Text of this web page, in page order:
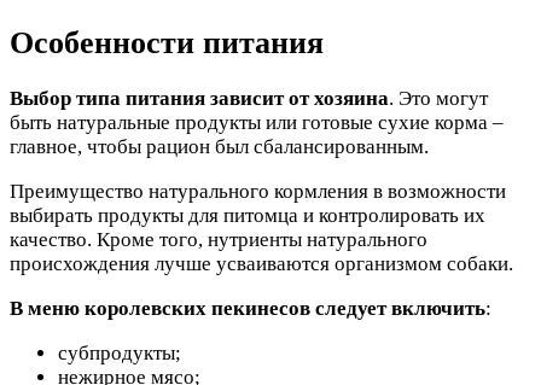
Особенности питания
Выбор типа питания зависит от хозяина. Это могут
быть натуральные продукты или готовые сухие корма –
главное, чтобы рацион был сбалансированным.
Преимущество натурального кормления в возможности
выбирать продукты для питомца и контролировать их
качество. Кроме того, нутриенты натурального
происхождения лучше усваиваются организмом собаки.
В меню королевских пекинесов следует включить:
субпродукты;
нежирное мясо;